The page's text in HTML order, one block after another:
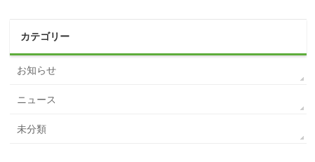
カテゴリー
お知らせ
ニュース
未分類